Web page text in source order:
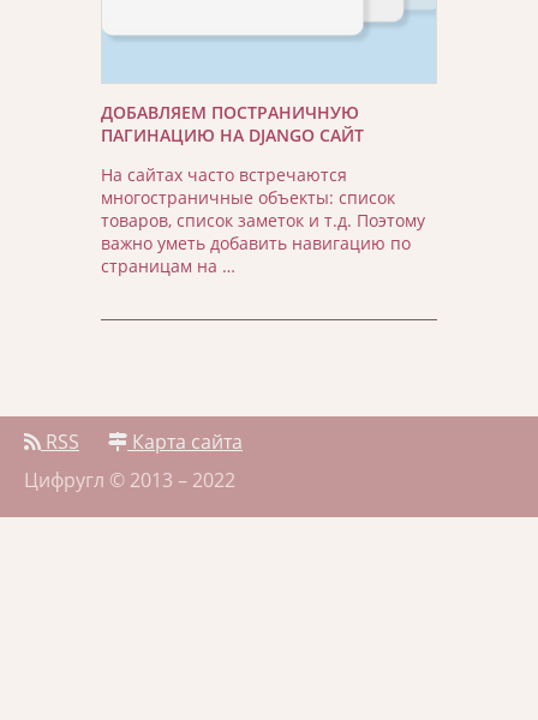
ДОБАВЛЯЕМ ПОСТРАНИЧНУЮ
ПАГИНАЦИЮ НА DJANGO САЙТ
На сайтах часто встречаются
многостраничные объекты: список
товаров, список заметок и т.д. Поэтому
важно уметь добавить навигацию по
страницам на …
RSS
Карта сайта
Цифругл © 2013 – 2022